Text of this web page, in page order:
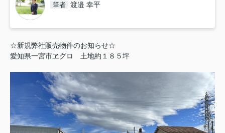
筆者 渡邉 幸平
☆新規弊社販売物件のお知らせ☆
愛知県一宮市ヱグロ 土地約１８５坪